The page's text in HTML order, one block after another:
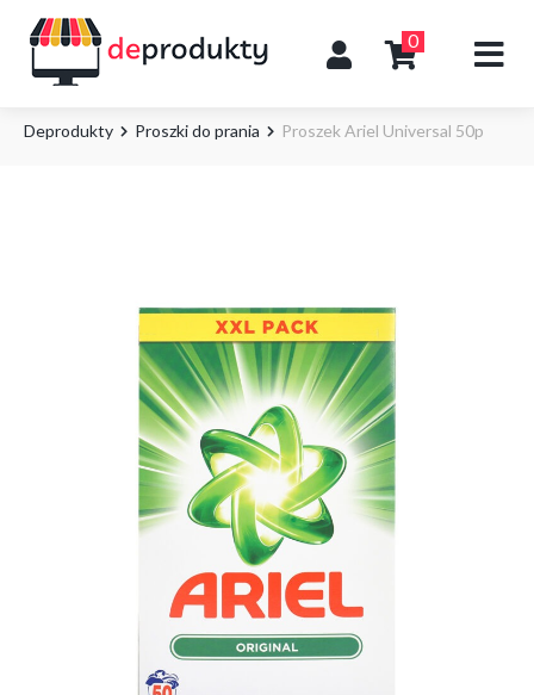
0
Deprodukty Proszki do prania Proszek Ariel Universal 50p